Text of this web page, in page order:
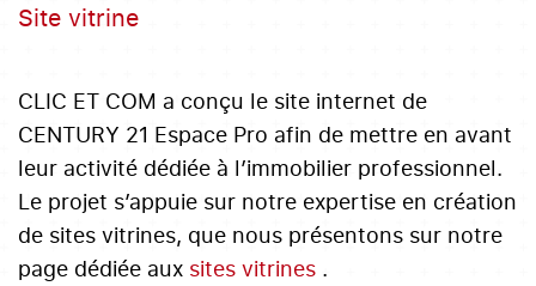
Site vitrine
CLIC ET COM a conçu le site internet de
CENTURY 21 Espace Pro afin de mettre en avant
leur activité dédiée à l’immobilier professionnel.
Le projet s’appuie sur notre expertise en création
de sites vitrines, que nous présentons sur notre
page dédiée aux sites vitrines .